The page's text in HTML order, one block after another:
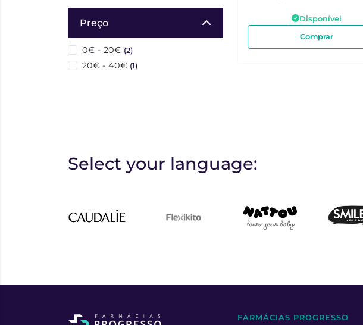
Preço
0€ - 20€ (2)
20€ - 40€ (1)
Disponível
Comprar
Select your language:
FARMÁCIAS PROGRESSO